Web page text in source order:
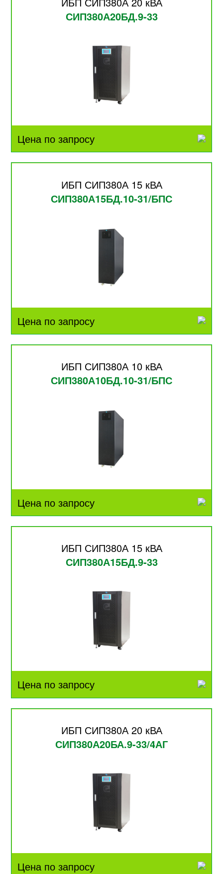
СИП380А20БД.9-33
Цена по запросу
ИБП СИП380А 15 кВА
СИП380А15БД.10-31/БПС
Цена по запросу
ИБП СИП380А 10 кВА
СИП380А10БД.10-31/БПС
Цена по запросу
ИБП СИП380А 15 кВА
СИП380А15БД.9-33
Цена по запросу
ИБП СИП380А 20 кВА
СИП380А20БА.9-33/4АГ
Цена по запросу